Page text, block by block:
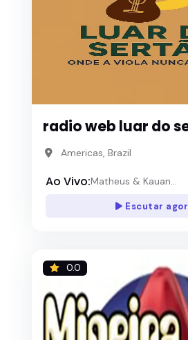
radio web luar do
Americas, Brazil
Ao Vivo:Matheus & Kauan...
Escutar
0.0